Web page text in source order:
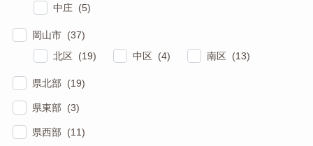
中庄 (5)
岡山市 (37)
北区 (19)
中区 (4) 南区 (13)
県北部 (19)
県東部 (3)
県西部 (11)